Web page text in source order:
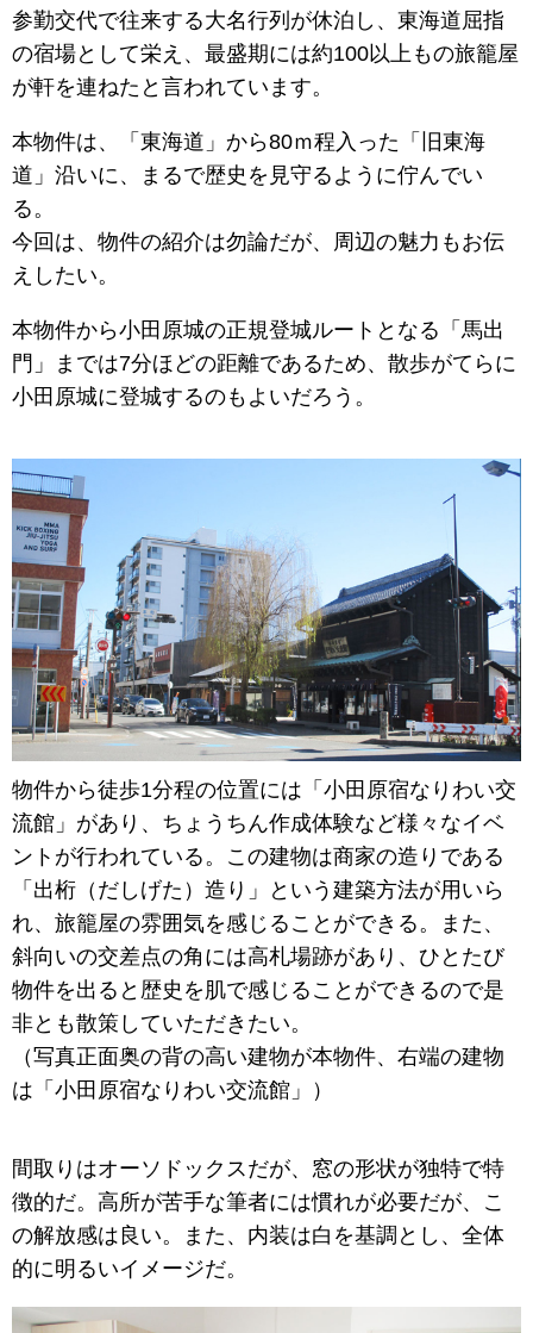
参勤交代で往来する大名行列が休泊し、東海道屈指
の宿場として栄え、最盛期には約100以上もの旅籠屋
が軒を連ねたと言われています。
本物件は、「東海道」から80ｍ程入った「旧東海
道」沿いに、まるで歴史を見守るように佇んでい
る。
今回は、物件の紹介は勿論だが、周辺の魅力もお伝
えしたい。
本物件から小田原城の正規登城ルートとなる「馬出
門」までは7分ほどの距離であるため、散歩がてらに
小田原城に登城するのもよいだろう。
物件から徒歩1分程の位置には「小田原宿なりわい交
流館」があり、ちょうちん作成体験など様々なイベ
ントが行われている。この建物は商家の造りである
「出桁（だしげた）造り」という建築方法が用いら
れ、旅籠屋の雰囲気を感じることができる。また、
斜向いの交差点の角には高札場跡があり、ひとたび
物件を出ると歴史を肌で感じることができるので是
非とも散策していただきたい。
（写真正面奥の背の高い建物が本物件、右端の建物
は「小田原宿なりわい交流館」）
間取りはオーソドックスだが、窓の形状が独特で特
徴的だ。高所が苦手な筆者には慣れが必要だが、こ
の解放感は良い。また、内装は白を基調とし、全体
的に明るいイメージだ。